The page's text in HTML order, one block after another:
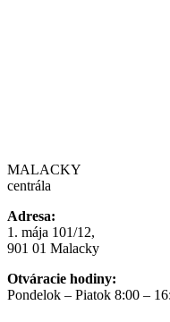
MALACKY
centrála
Adresa:
1. mája 101/12,
901 01 Malacky
Otváracie hodiny:
Pondelok – Piatok 8:00 –